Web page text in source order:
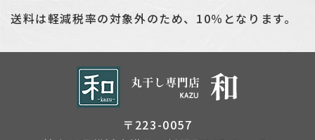
送料は軽減税率の対象外のため、10％となります。
〒223-0057